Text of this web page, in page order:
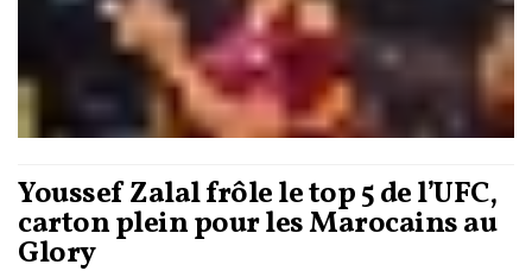
Youssef Zalal frôle le top 5 de l’UFC,
carton plein pour les Marocains au
Glory